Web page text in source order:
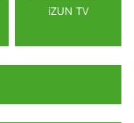
iZUN TV